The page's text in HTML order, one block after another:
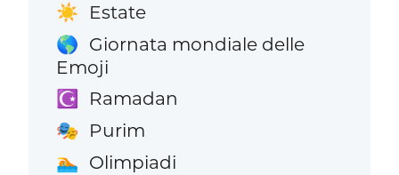
☀️ Estate
🌎 Giornata mondiale delle
Emoji
☪️ Ramadan
🎭 Purim
🏊 Olimpiadi